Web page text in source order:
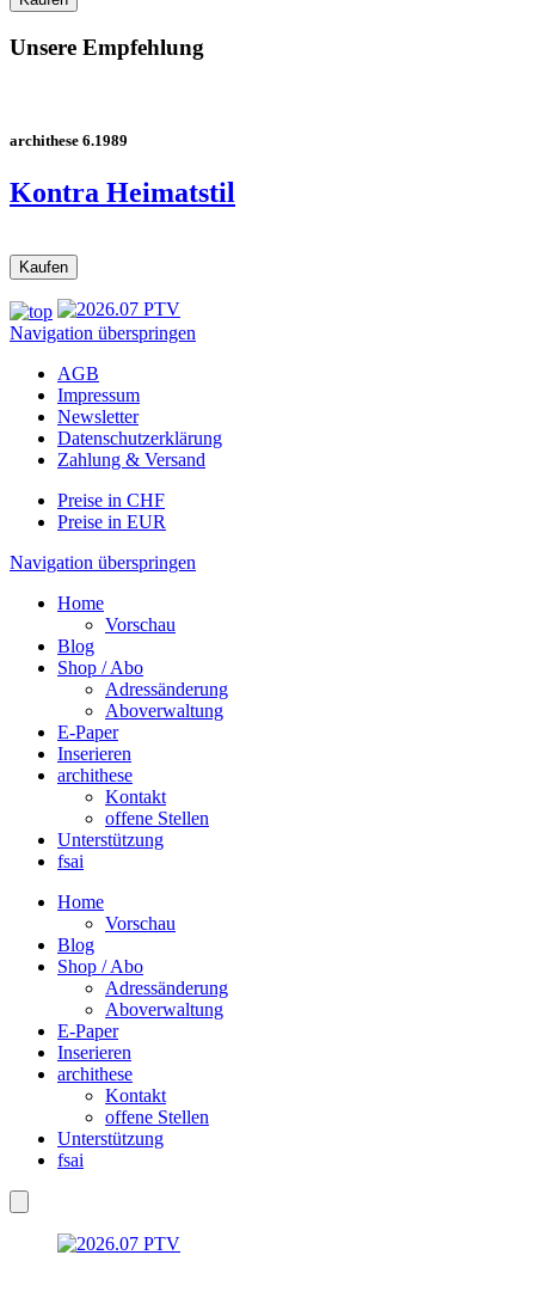
Unsere Empfehlung
archithese 6.1989
Kontra Heimatstil
Navigation überspringen
AGB
Impressum
Newsletter
Datenschutzerklärung
Zahlung & Versand
Preise in CHF
Preise in EUR
Navigation überspringen
Home
Vorschau
Blog
Shop / Abo
Adressänderung
Aboverwaltung
E-Paper
Inserieren
archithese
Kontakt
offene Stellen
Unterstützung
fsai
Home
Vorschau
Blog
Shop / Abo
Adressänderung
Aboverwaltung
E-Paper
Inserieren
archithese
Kontakt
offene Stellen
Unterstützung
fsai